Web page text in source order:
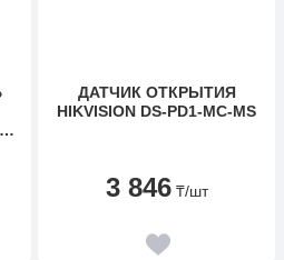
ДАТЧИК ОТКРЫТИЯ
HIKVISION DS-PD1-MC-MS
3 846 ₸/шт